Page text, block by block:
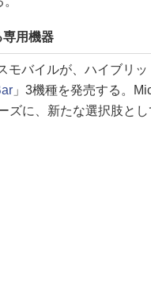
専用機器
バイルが、ハイブリ
」3機種を発売する。
ズに、新たな選択肢と